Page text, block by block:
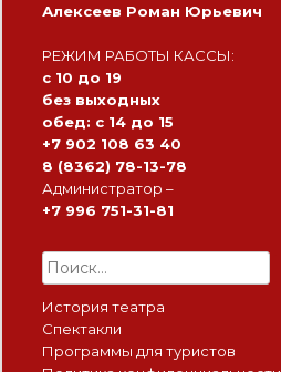
Алексеев Роман Юрьевич
РЕЖИМ РАБОТЫ КАССЫ:
с 10 до 19
без выходных
обед: с 14 до 15
+7 902 108 63 40
8 (8362) 78-13-78
Администратор –
+7 996 751-31-81
Найти:
История театра
Спектакли
Программы для туристов